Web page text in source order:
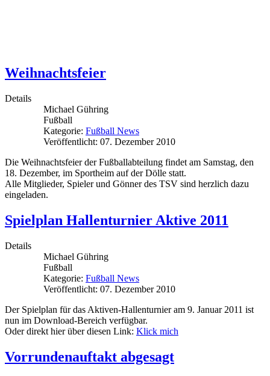
Weihnachtsfeier
Details
Michael Gühring
Fußball
Kategorie: Fußball News
Veröffentlicht: 07. Dezember 2010
Die Weihnachtsfeier der Fußballabteilung findet am Samstag, den
18. Dezember, im Sportheim auf der Dölle statt.
Alle Mitglieder, Spieler und Gönner des TSV sind herzlich dazu
eingeladen.
Spielplan Hallenturnier Aktive 2011
Details
Michael Gühring
Fußball
Kategorie: Fußball News
Veröffentlicht: 07. Dezember 2010
Der Spielplan für das Aktiven-Hallenturnier am 9. Januar 2011 ist
nun im Download-Bereich verfügbar.
Oder direkt hier über diesen Link: Klick mich
Vorrundenauftakt abgesagt